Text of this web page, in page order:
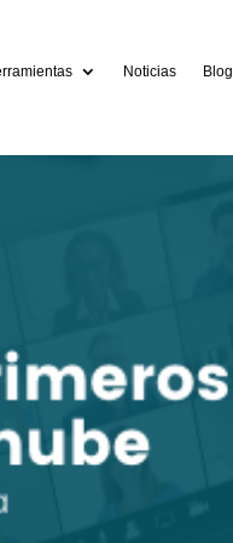
Noticias Blog